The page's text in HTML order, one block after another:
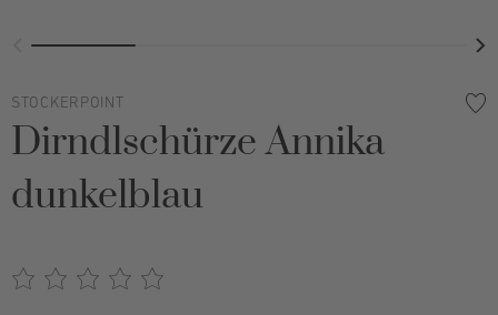
STOCKERPOINT
Dirndlschürze Annika
dunkelblau